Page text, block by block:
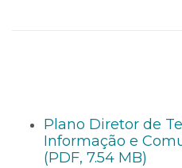
Plano Diretor de
Informação e
(PDF, 7.54 MB)